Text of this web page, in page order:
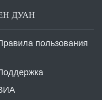
ДУАН
пользования